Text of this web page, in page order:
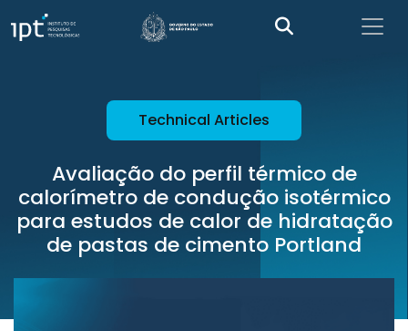
Technical Articles
Avaliação do perfil térmico de
calorímetro de condução isotérmico
para estudos de calor de hidratação
de pastas de cimento Portland